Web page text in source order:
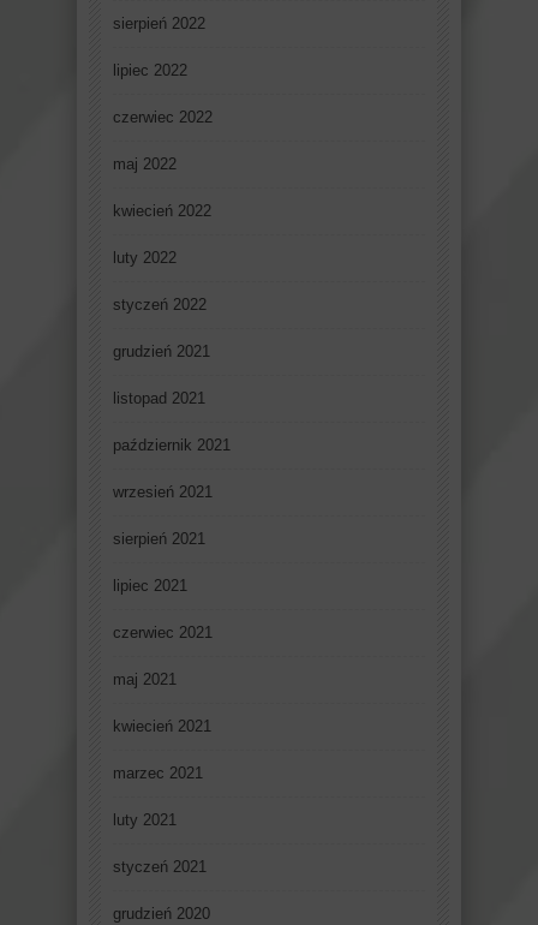
sierpień 2022
lipiec 2022
czerwiec 2022
maj 2022
kwiecień 2022
luty 2022
styczeń 2022
grudzień 2021
listopad 2021
październik 2021
wrzesień 2021
sierpień 2021
lipiec 2021
czerwiec 2021
maj 2021
kwiecień 2021
marzec 2021
luty 2021
styczeń 2021
grudzień 2020